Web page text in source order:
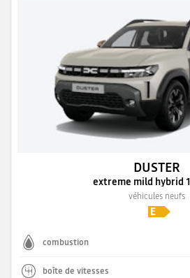
DUSTER
extreme mild hybrid
véhicules neufs
combustion
boîte de vitesses